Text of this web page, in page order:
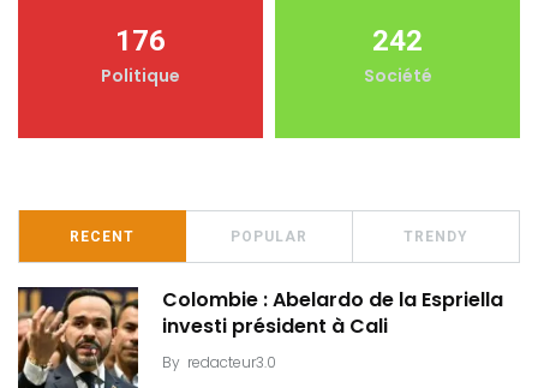
176
Politique
242
Société
RECENT POPULAR TRENDY
Colombie : Abelardo de la Espriella
investi président à Cali
By redacteur3.0